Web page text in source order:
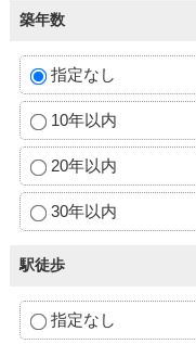
築年数
指定なし
10年以内
20年以内
30年以内
駅徒歩
指定なし